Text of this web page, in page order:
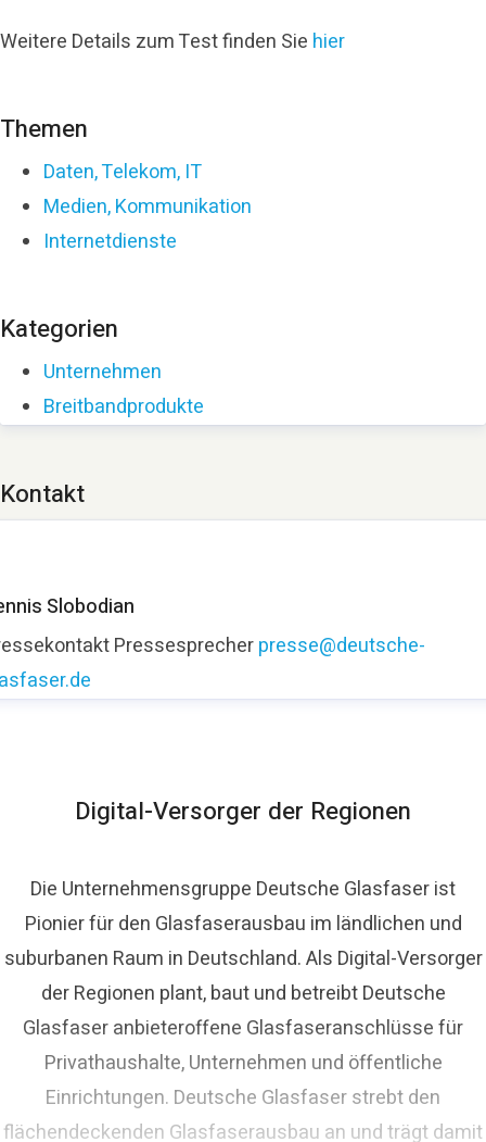
Weitere Details zum Test finden Sie hier
Themen
Daten, Telekom, IT
Medien, Kommunikation
Internetdienste
Kategorien
Unternehmen
Breitbandprodukte
Kontakt
Slobodian
Pressesprecherpresse@deutsche-
Digital-Versorger der Regionen
Die Unternehmensgruppe Deutsche Glasfaser ist
Pionier für den Glasfaserausbau im ländlichen und
suburbanen Raum in Deutschland. Als Digital-Versorger
der Regionen plant, baut und betreibt Deutsche
Glasfaser anbieteroffene Glasfaseranschlüsse für
Privathaushalte, Unternehmen und öffentliche
Einrichtungen. Deutsche Glasfaser strebt den
flächendeckenden Glasfaserausbau an und trägt damit